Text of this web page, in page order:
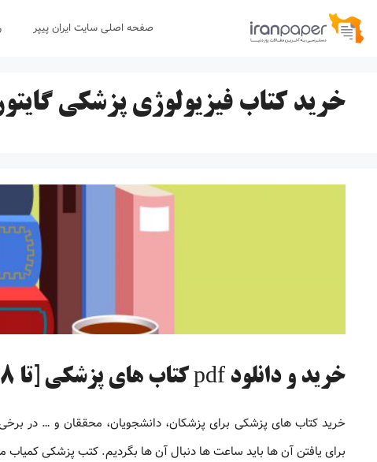
پرش
صفحه اصلی سایت ایران پیپر
خرید کتاب فیزیولوژی پزشکی
خرید و دانلود pdf کتاب های پزشکی [تا 98% تخفیف]
خرید کتاب های پزشکی برای پزشکان، دانشجویان، محققان و … در
برای یافتن آن ها باید ساعت ها دنبال آن ها بگردیم. کتب پزشکی